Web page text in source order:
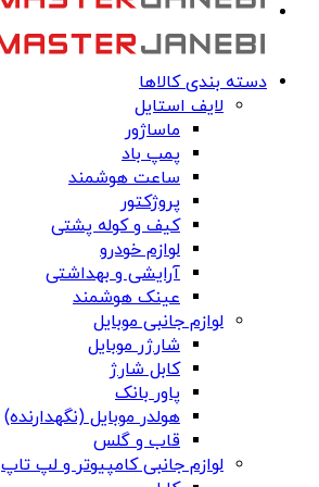
دسته بندی کالاها
لایف استایل
ماساژور
پمپ باد
ساعت هوشمند
پروژکتور
کیف و کوله پشتی
لوازم خودرو
آرایشی و بهداشتی
عینک هوشمند
لوازم جانبی موبایل
شارژر موبایل
کابل شارژ
پاور بانک
هولدر موبایل (نگهدارنده)
قاب و گلس
لوازم جانبی کامپیوتر و لپ تاپ